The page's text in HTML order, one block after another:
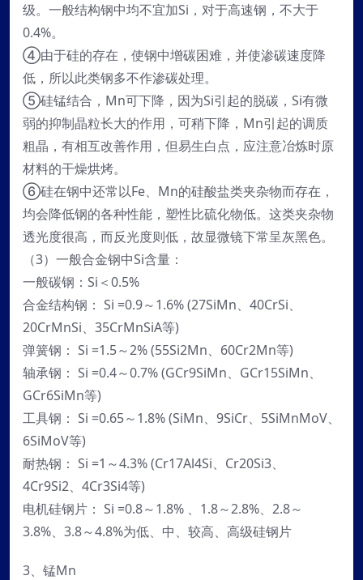
级。一般结构钢中均不宜加Si，对于高速钢，不大于
0.4%。
④由于硅的存在，使钢中增碳困难，并使渗碳速度降
低，所以此类钢多不作渗碳处理。
⑤硅锰结合，Mn可下降，因为Si引起的脱碳，Si有微
弱的抑制晶粒长大的作用，可稍下降，Mn引起的调质
粗晶，有相互改善作用，但易生白点，应注意冶炼时原
材料的干燥烘烤。
⑥硅在钢中还常以Fe、Mn的硅酸盐类夹杂物而存在，
均会降低钢的各种性能，塑性比硫化物低。这类夹杂物
透光度很高，而反光度则低，故显微镜下常呈灰黑色。
（3）一般合金钢中Si含量：
一般碳钢：Si＜0.5%
合金结构钢： Si =0.9～1.6% (27SiMn、40CrSi、
20CrMnSi、35CrMnSiA等)
弹簧钢： Si =1.5～2% (55Si2Mn、60Cr2Mn等)
轴承钢： Si =0.4～0.7% (GCr9SiMn、GCr15SiMn、
GCr6SiMn等)
工具钢： Si =0.65～1.8% (SiMn、9SiCr、5SiMnMoV、
6SiMoV等)
耐热钢： Si =1～4.3% (Cr17Al4Si、Cr20Si3、
4Cr9Si2、4Cr3Si4等)
电机硅钢片： Si =0.8～1.8% 、1.8～2.8%、2.8～
3.8%、3.8～4.8%为低、中、较高、高级硅钢片
3、锰Mn